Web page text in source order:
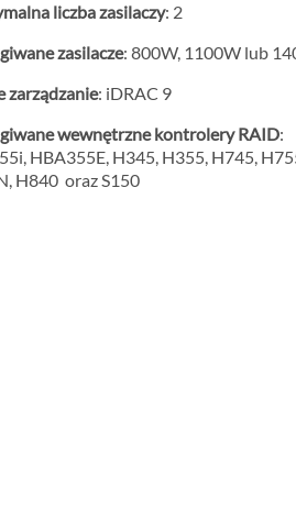
liczba zasilaczy: 2
zasilacze: 800W, 1100W lub
zarządzanie: iDRAC 9
wewnętrzne kontrolery RAID:
HBA355E, H345, H355, H745,
H840 oraz S150